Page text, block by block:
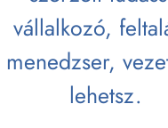
vállalkozó,
menedzser,
lehetsz.